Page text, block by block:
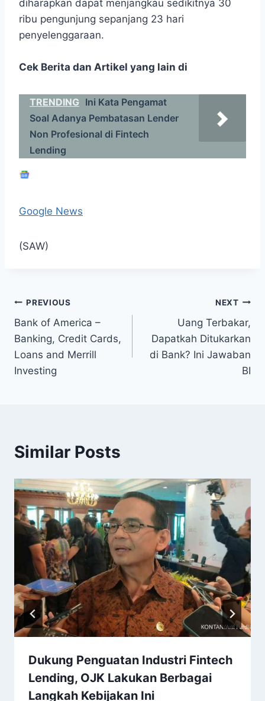
diharapkan dapat menjangkau sedikitnya 30
ribu pengunjung sepanjang 23 hari
penyelenggaraan.
Cek Berita dan Artikel yang lain di
TRENDING Ini Kata Pengamat
Soal Adanya Pembatasan Lender
Non Profesional di Fintech
Lending
Google News
(SAW)
Post
navigation
PREVIOUS
Bank of America –
Banking, Credit Cards,
Loans and Merrill
Investing
NEXT
Uang Terbakar,
Dapatkah Ditukarkan
di Bank? Ini Jawaban
BI
Similar Posts
Dukung Penguatan Industri Fintech
Lending, OJK Lakukan Berbagai
Langkah Kebijakan Ini